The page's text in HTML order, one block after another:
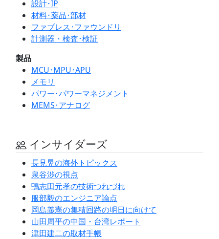
設計･IP
材料･薬品･部材
ファブレス･ファウンドリ
計測器・検査･検証
製品
MCU･MPU･APU
メモリ
パワー･パワーマネジメント
MEMS･アナログ
インサイダーズ
長見晃の海外トピックス
泉谷渉の視点
鴨志田元孝の技術つれづれ
服部毅のエンジニア論点
岡島義憲の集積回路の明日に向けて
山田周平の中国・台湾レポート
津田建二の取材手帳